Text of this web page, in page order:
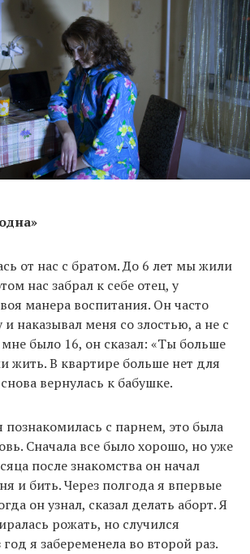
от нас с братом. До 6 лет мы жили
нас забрал к себе отец, у
манера воспитания. Он часто
и наказывал меня со злостью, а не с
было 16, он сказал: «Ты больше
жить. В квартире больше нет для
вернулась к бабушке.
познакомилась с парнем, это была
Сначала все было хорошо, но уже
после знакомства он начал
и бить. Через полгода я впервые
он узнал, сказал делать аборт. Я
рожать, но случился
я забеременела во второй раз.